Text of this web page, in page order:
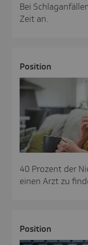
Bei
Zeit an.
Posi­tion
40 Prozent der
einen Arzt zu
Posi­tion